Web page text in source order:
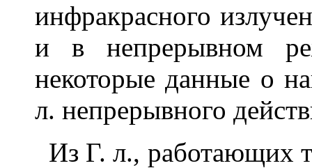
инфракрасного
и в непрерывном
некоторые данные о
л. непрерывного
Из Г. л., работающих